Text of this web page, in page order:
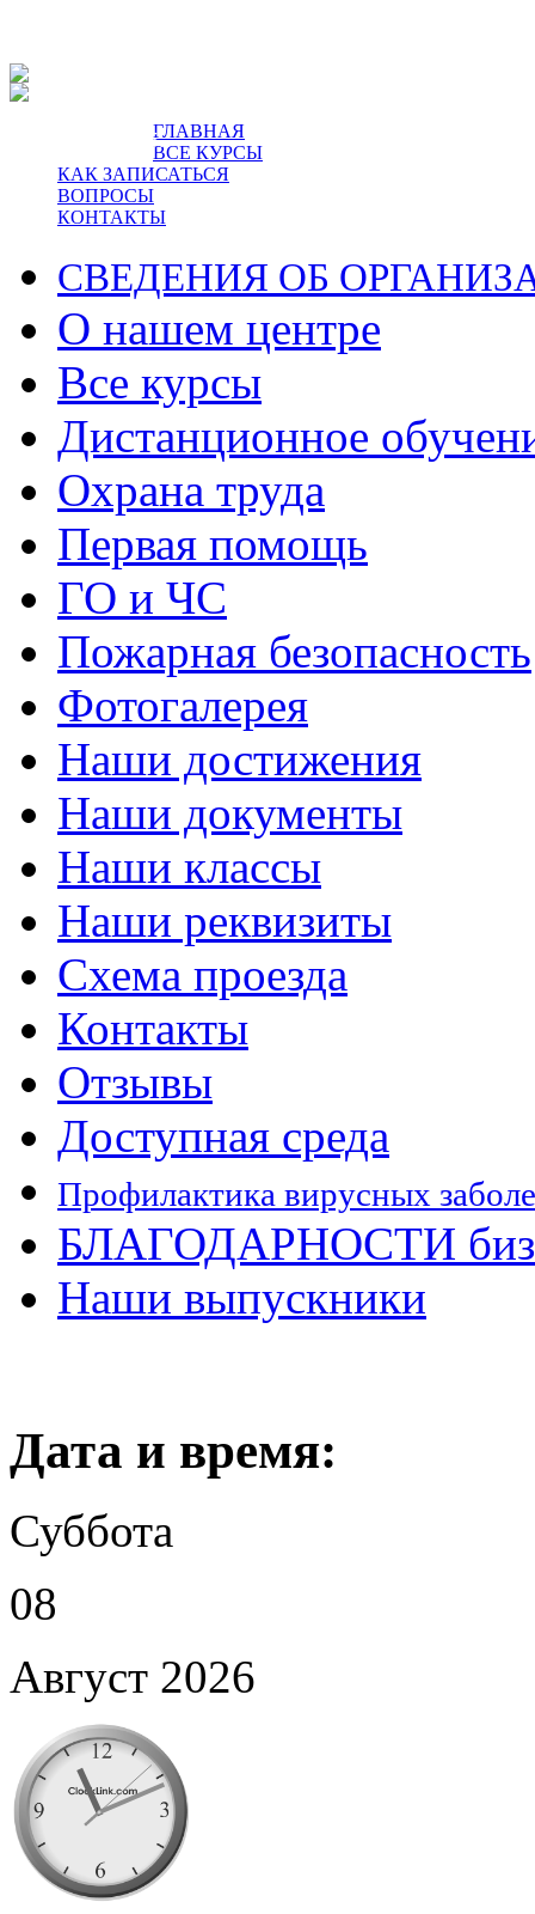
пр-т Ленина, 5.ГЛАВНАЯ
ВСЕ КУРСЫ
КАК ЗАПИСАТЬСЯ
ВОПРОСЫ
КОНТАКТЫ
СВЕДЕНИЯ ОБ
О нашем центре
Все курсы
Дистанционное
Охрана труда
Первая помощь
ГО и ЧС
Пожарная безопасность
Фотогалерея
Наши достижения
Наши документы
Наши классы
Наши реквизиты
Схема проезда
Контакты
Отзывы
Доступная среда
Профилактика вирусных
БЛАГОДАРНОСТИ
Наши выпускники
Дата и время:
Суббота
08
Август 2026